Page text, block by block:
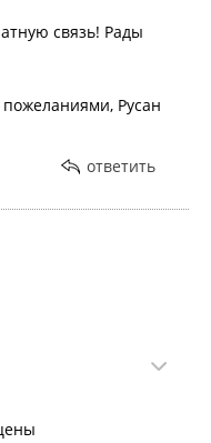
связь! Рады
Русан
ответить